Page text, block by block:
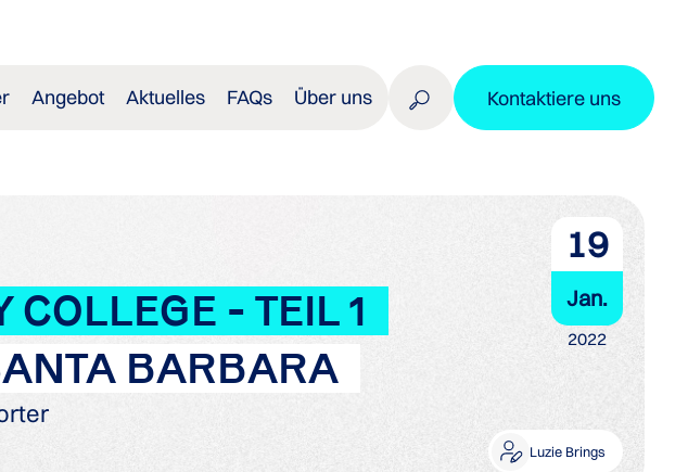
Angebot Aktuelles FAQs Über uns Kontaktiere uns
- TEIL 1
BARBARA
19
Jan.
2022
Luzie Brings